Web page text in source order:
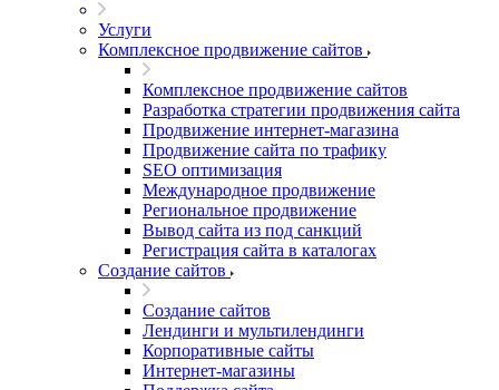
Услуги
Комплексное продвижение сайтов
Комплексное продвижение сайтов
Разработка стратегии продвижения сайта
Продвижение интернет-магазина
Продвижение сайта по трафику
SEO оптимизация
Международное продвижение
Региональное продвижение
Вывод сайта из под санкций
Регистрация сайта в каталогах
Создание сайтов
Создание сайтов
Лендинги и мультилендинги
Корпоративные сайты
Интернет-магазины